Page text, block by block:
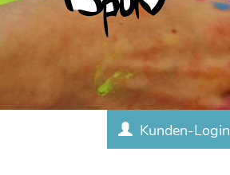
Kunden-Login